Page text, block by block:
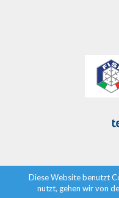
Diese Website benutzt
nutzt, gehen wir von